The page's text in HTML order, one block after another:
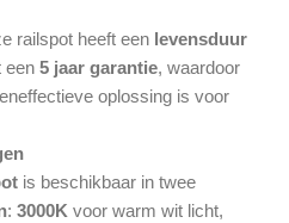
railspot heeft een levensduur
een 5 jaar garantie, waardoor
oplossing is voor
is beschikbaar in twee
: 3000K voor warm wit licht,